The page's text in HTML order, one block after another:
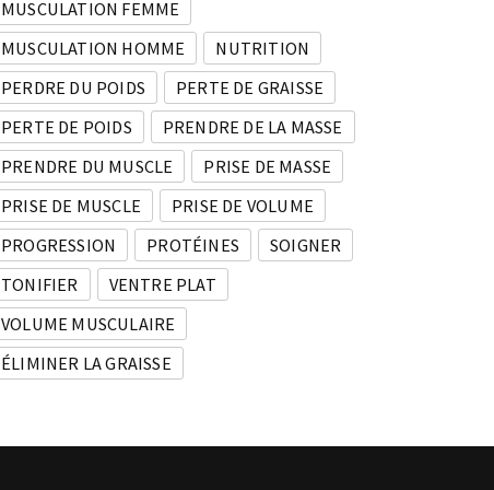
MUSCULATION FEMME
MUSCULATION HOMME
NUTRITION
PERDRE DU POIDS
PERTE DE GRAISSE
PERTE DE POIDS
PRENDRE DE LA MASSE
PRENDRE DU MUSCLE
PRISE DE MASSE
PRISE DE MUSCLE
PRISE DE VOLUME
PROGRESSION
PROTÉINES
SOIGNER
TONIFIER
VENTRE PLAT
VOLUME MUSCULAIRE
ÉLIMINER LA GRAISSE